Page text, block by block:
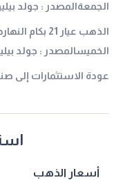
الجمعةالمصدر : جولد
الذهب عيار
الخميسالمصدر : جولد
عودة الاستثمارات إلى
أسعار الذهب